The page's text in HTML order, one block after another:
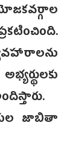
జాబితా